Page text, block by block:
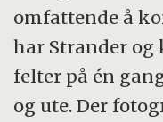
omfattende å
har Strander og
felter på én
og ute. Der